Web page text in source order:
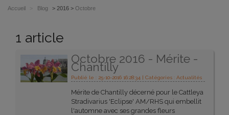
Accueil Blog > 2016 > Octobre
1 article
Octobre 2016 - Mérite -
Chantilly
Publié le : 25-10-2016 16:28:34 | Catégories : Actualités
Mérite de Chantilly décerné pour le Cattleya
Stradivarius 'Eclipse' AM/RHS qui embellit
l'automne avec ses grandes fleurs